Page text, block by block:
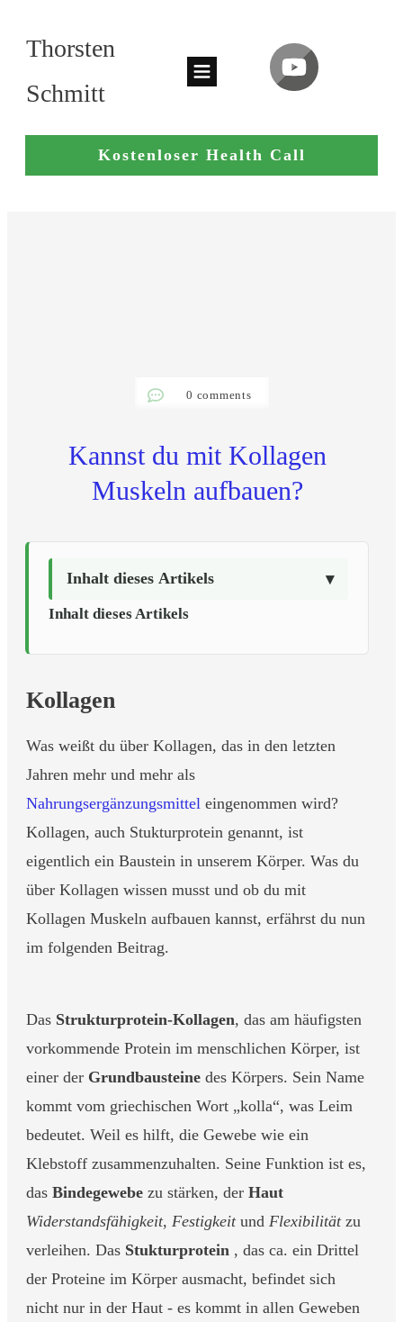
Thorsten
Schmitt
Kostenloser Health Call
0 comments
Kannst du mit Kollagen
Muskeln aufbauen?
Inhalt dieses Artikels
Inhalt dieses Artikels
Kollagen
Was weißt du über Kollagen, das in den letzten
Jahren mehr und mehr als
Nahrungsergänzungsmittel eingenommen wird?
Kollagen, auch Stukturprotein genannt, ist
eigentlich ein Baustein in unserem Körper. Was du
über Kollagen wissen musst und ob du mit
Kollagen Muskeln aufbauen kannst, erfährst du nun
im folgenden Beitrag.
Das Strukturprotein-Kollagen, das am häufigsten
vorkommende Protein im menschlichen Körper, ist
einer der Grundbausteine des Körpers. Sein Name
kommt vom griechischen Wort „kolla“, was Leim
bedeutet. Weil es hilft, die Gewebe wie ein
Klebstoff zusammenzuhalten. Seine Funktion ist es,
das Bindegewebe zu stärken, der Haut
Widerstandsfähigkeit, Festigkeitund Flexibilitätzu
verleihen. Das Stukturprotein , das ca. ein Drittel
der Proteine im Körper ausmacht, befindet sich
nicht nur in der Haut - es kommt in allen Geweben